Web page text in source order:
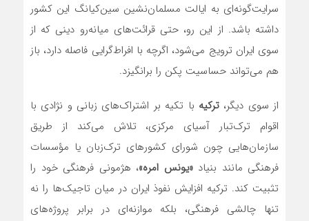
سرایت‌گونه‌ای به ایالت مسلمان‌نشین سین‌کیانگ این کشور
داشته باشد. از این رو، حتی قرائت‌های میانه‌رو دینی که از
سوی ایران ترویج می‌شود، اگرچه با افراط‌گرایی فاصله دارد، باز
هم می‌تواند حساسیت پکن را برانگیزد.
از سوی دیگر،ترکیه با تکیه بر اشتراک‌های زبانی و نژادی با
اقوام ترک‌تبار آسیای مرکزی، تلاش می‌کند از طریق
سازمان‌هایی چون شورای کشورهای ترک‌زبان یا مؤسسات
فرهنگی مانند بنیاد«یونس امره»، هژمونی فرهنگی خود را
تثبیت کند. ترکیه افزایش نفوذ ایران در میان تاجیک‌ها را نه
تنها چالشی فرهنگی، بلکه موازنه‌ای در برابر پروژه‌های